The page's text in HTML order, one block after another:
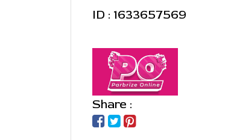
ID : 1633657569
Share :